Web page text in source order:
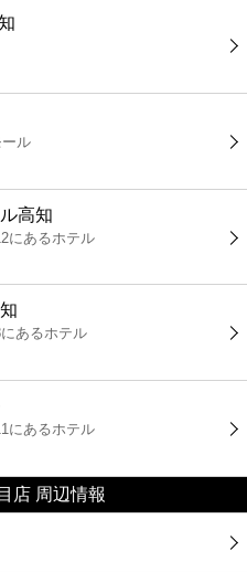
ル
高知
にあるホテル
あるホテル
にあるホテル
店 周辺情報